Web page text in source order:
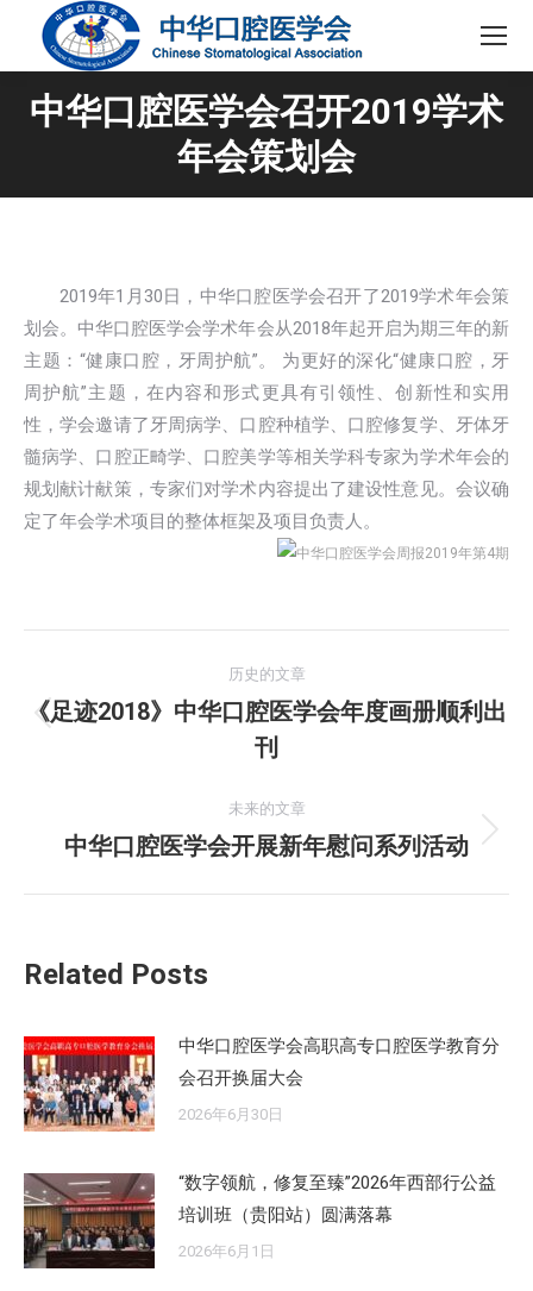
中华口腔医学会召开2019学术
年会策划会
2019年1月30日，中华口腔医学会召开了2019学术年会策
划会。中华口腔医学会学术年会从2018年起开启为期三年的新
主题：“健康口腔，牙周护航”。 为更好的深化“健康口腔，牙
周护航”主题，在内容和形式更具有引领性、创新性和实用
性，学会邀请了牙周病学、口腔种植学、口腔修复学、牙体牙
髓病学、口腔正畸学、口腔美学等相关学科专家为学术年会的
规划献计献策，专家们对学术内容提出了建设性意见。会议确
定了年会学术项目的整体框架及项目负责人。
章
历史的文章
历
史
文
章：
《足迹2018》中华口腔医学会年度画册顺利出
刊
未来的文章
未
中华口腔医学会开展新年慰问系列活动
Related Posts
中华口腔医学会高职高专口腔医学教育分
会召开换届大会
2026年6月30日
“数字领航，修复至臻”2026年西部行公益
培训班（贵阳站）圆满落幕
2026年6月1日